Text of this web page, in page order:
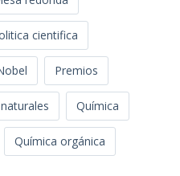
cientifica
Premios
Química
Química orgánica